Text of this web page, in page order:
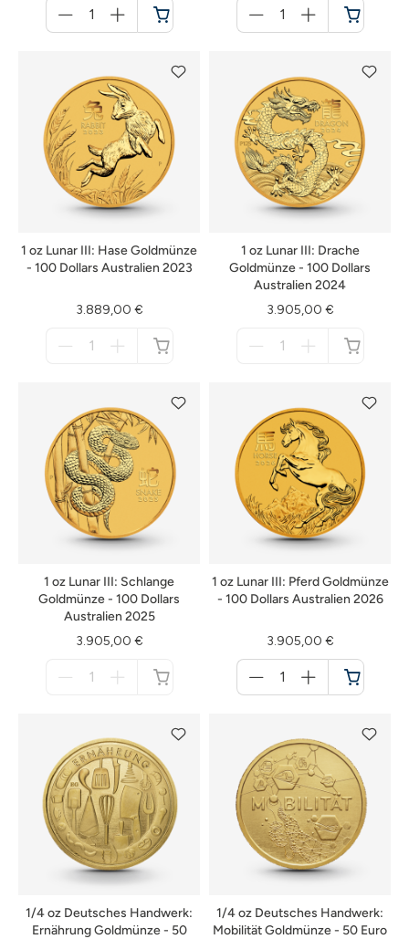
für
Warenkorb
für
Warenkorb
1 oz Lunar III: Hase Goldmünze
- 100 Dollars Australien 2023
3.889,00 €
1 oz Lunar III: Drache
Goldmünze - 100 Dollars
Australien 2024
3.905,00 €
1 oz Lunar III: Schlange
Goldmünze - 100 Dollars
Australien 2025
3.905,00 €
1 oz Lunar III: Pferd Goldmünze
- 100 Dollars Australien 2026
3.905,00 €
für
Warenkorb
1/4 oz Deutsches Handwerk:
Ernährung Goldmünze - 50
1/4 oz Deutsches Handwerk:
Mobilität Goldmünze - 50 Euro